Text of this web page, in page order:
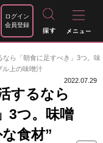
ログイン
会員登録
なら「朝食に足すべき」3つ。味
ル上の味噌汁
2022.07.29
するなら
3つ。味噌
食材”